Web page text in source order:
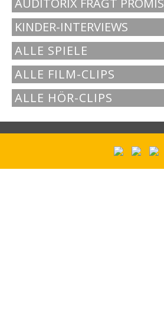
AUDITORIX FRAGT PROMIS
KINDER-INTERVIEWS
ALLE SPIELE
ALLE FILM-CLIPS
ALLE HÖR-CLIPS